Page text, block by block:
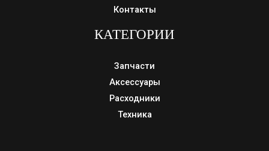
Контакты
КАТЕГОРИИ
Запчасти
Аксессуары
Расходники
Техника